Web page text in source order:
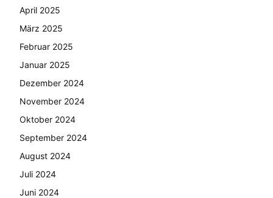
April 2025
März 2025
Februar 2025
Januar 2025
Dezember 2024
November 2024
Oktober 2024
September 2024
August 2024
Juli 2024
Juni 2024